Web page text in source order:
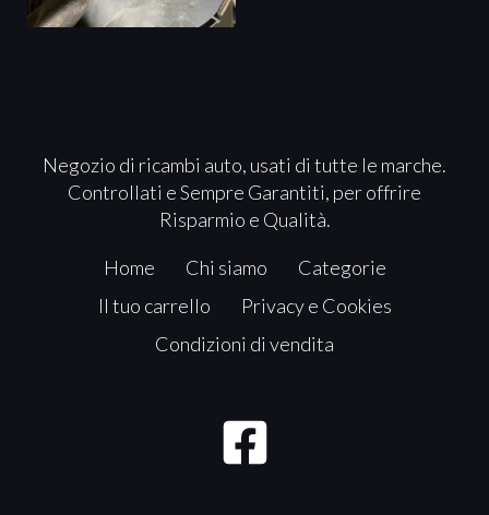
Negozio di ricambi auto, usati di tutte le marche.
Controllati e Sempre Garantiti, per offrire
Risparmio e Qualità.
Home Chi siamo
Categorie
Il tuo carrello
Privacy e Cookies
Condizioni di vendita